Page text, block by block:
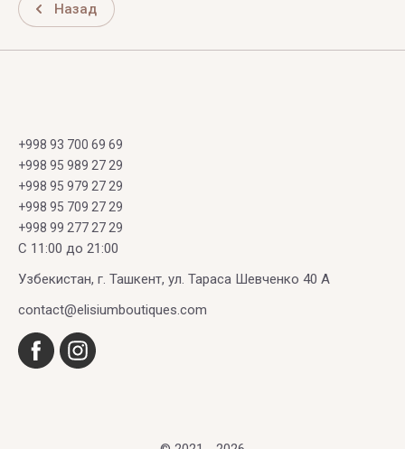
Назад
+998 93 700 69 69
+998 95 989 27 29
+998 95 979 27 29
+998 95 709 27 29
+998 99 277 27 29
C 11:00 до 21:00
Узбекистан, г. Ташкент, ул. Тараса Шевченко 40 А
contact@elisiumboutiques.com